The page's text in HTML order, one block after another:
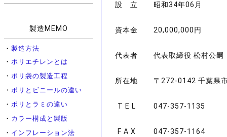
製造MEMO
・ 製造方法
・ ポリエチレンとは
・ ポリ袋の製造工程
・ ポリとビニールの違い
・ ポリとラミの違い
・ カラー構成と製版
・ インフレーション法
設 立 昭和34年06月
資本金 20,000,000円
代表者 代表取締役 松村公嗣
所在地 〒272-0142 千葉県
T E L 047-357-1135
F A X 047-357-1164